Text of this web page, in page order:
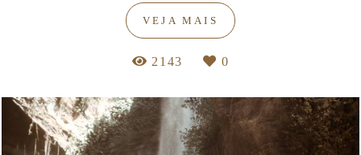
VEJA MAIS
2143 0